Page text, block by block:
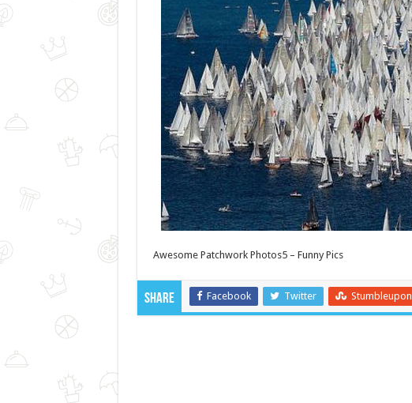
Awesome Patchwork Photos5 – Funny Pics
Share Facebook Twitter Stumbleupon